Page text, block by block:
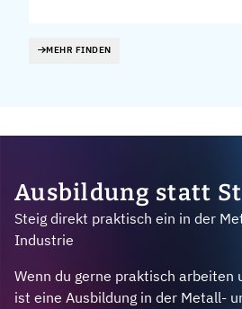
MEHR FINDEN
Ausbildung statt
Steig direkt praktisch ein in der
Industrie
Wenn du gerne praktisch arbeiten
ist eine Ausbildung in der Metall-